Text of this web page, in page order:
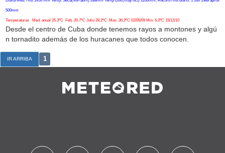
500mm
Temperaturas Med. anual 25.3ºC Feb. 20.7ºC Julio 28.2ºC Max. 36.2ºC 02/05/09 Min. 6.2ºC 15/12/10
Desde el centro de Cuba donde tenemos rayos a montones y algú
n tornadito además de los huracanes que todos conocen.
IR ARRIBA 1